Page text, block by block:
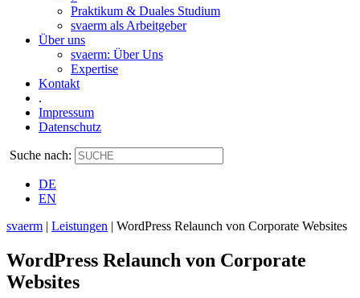
Praktikum & Duales Studium
svaerm als Arbeitgeber
Über uns
svaerm: Über Uns
Expertise
Kontakt
.
Impressum
Datenschutz
Suche nach:
DE
EN
svaerm | Leistungen | WordPress Relaunch von Corporate Websites
WordPress Relaunch von Corporate
Websites